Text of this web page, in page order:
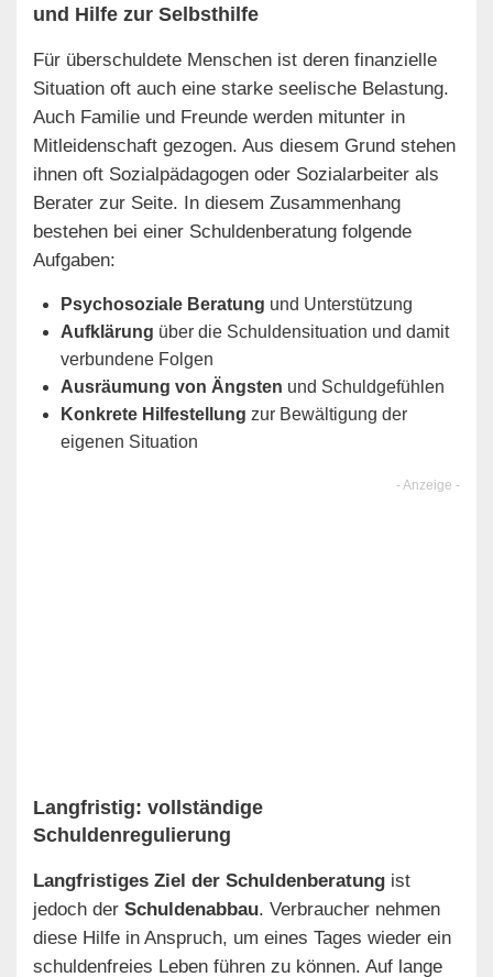
und Hilfe zur Selbsthilfe
Für überschuldete Menschen ist deren finanzielle
Situation oft auch eine starke seelische Belastung.
Auch Familie und Freunde werden mitunter in
Mitleidenschaft gezogen. Aus diesem Grund stehen
ihnen oft Sozialpädagogen oder Sozialarbeiter als
Berater zur Seite. In diesem Zusammenhang
bestehen bei einer Schuldenberatung folgende
Aufgaben:
Psychosoziale Beratung und Unterstützung
Aufklärung über die Schuldensituation und damit
verbundene Folgen
Ausräumung von Ängsten und Schuldgefühlen
Konkrete Hilfestellung zur Bewältigung der
eigenen Situation
Langfristig: vollständige
Schuldenregulierung
Langfristiges Ziel der Schuldenberatung ist
jedoch der Schuldenabbau . Verbraucher nehmen
diese Hilfe in Anspruch, um eines Tages wieder ein
schuldenfreies Leben führen zu können. Auf lange